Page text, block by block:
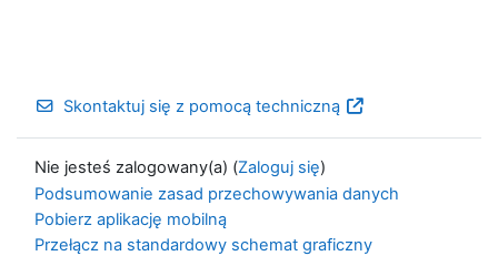
Skontaktuj się z pomocą techniczną
Nie jesteś zalogowany(a) (Zaloguj się)
Podsumowanie zasad przechowywania danych
Pobierz aplikację mobilną
Przełącz na standardowy schemat graficzny